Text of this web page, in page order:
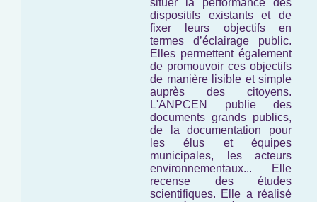
situer la performance des
dispositifs existants et de
fixer leurs objectifs en
termes d’éclairage public.
Elles permettent également
de promouvoir ces objectifs
de manière lisible et simple
auprès des citoyens.
L'ANPCEN publie des
documents grands publics,
de la documentation pour
les élus et équipes
municipales, les acteurs
environnementaux... Elle
recense des études
scientifiques. Elle a réalisé